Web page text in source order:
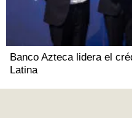
Banco Azteca lidera el
Latina